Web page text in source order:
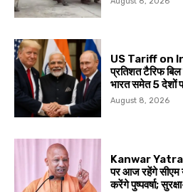
US Tariff on
प्रतिशत टैरिफ
भारत समेत 5 देशों
August 8, 2026
Kanwar Yatra
पर आज रहेंगे सीएम
करेंगे पुष्पवर्षा;